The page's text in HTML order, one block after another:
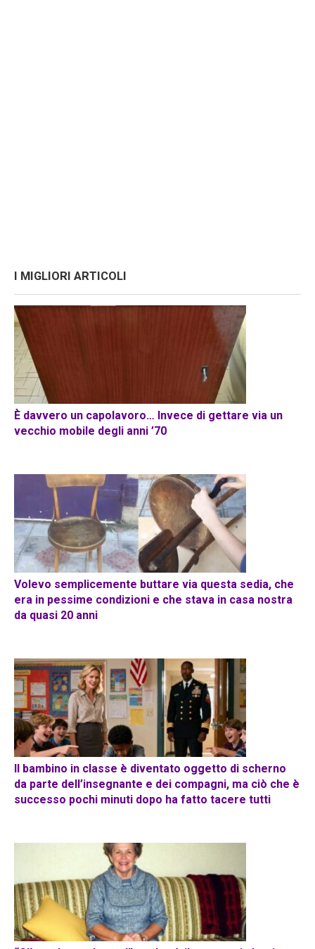
I MIGLIORI ARTICOLI
È davvero un capolavoro… Invece di gettare via un
vecchio mobile degli anni ’70
Volevo semplicemente buttare via questa sedia, che
era in pessime condizioni e che stava in casa nostra
da quasi 20 anni
Il bambino in classe è diventato oggetto di scherno
da parte dell’insegnante e dei compagni, ma ciò che è
successo pochi minuti dopo ha fatto tacere tutti